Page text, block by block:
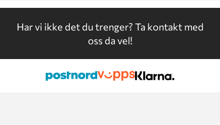
Har vi ikke det du trenger? Ta kontakt med
oss da vel!